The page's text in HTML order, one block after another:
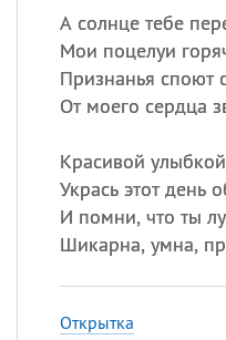
А солнце тебе
Мои поцелуи
Признанья споют
От моего сердца
Красивой
Укрась этот день
И помни, что ты
Шикарна, умна,
Открытка